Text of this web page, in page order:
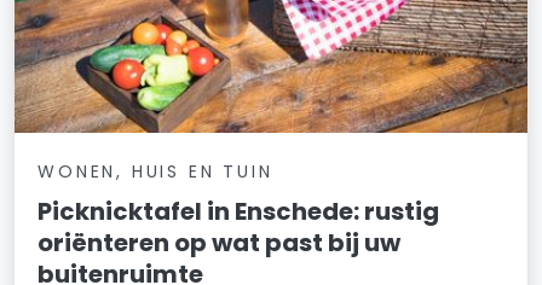
WONEN, HUIS EN TUIN
Picknicktafel in Enschede: rustig
oriënteren op wat past bij uw
buitenruimte